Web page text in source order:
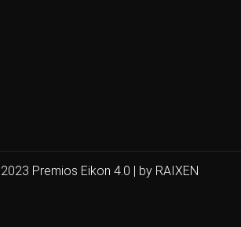
Premios Eikon 4.0 | by RAIXEN